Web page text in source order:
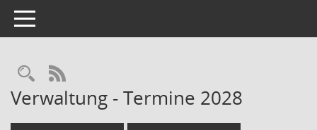
Toggle navigation
Rechercheauswahl
RSS-Feed
Verwaltung - Termine 2028